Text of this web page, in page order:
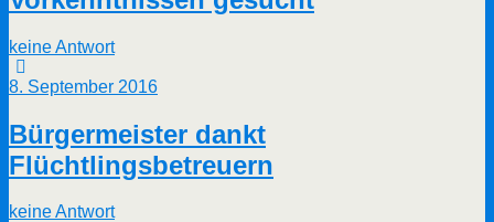
keine Antwort
8. September 2016
Bürgermeister dankt
Flüchtlingsbetreuern
keine Antwort